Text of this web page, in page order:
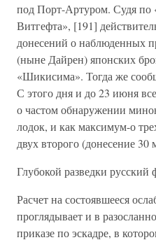
под Порт-Артуром. Судя по
Витгефта», [191]
донесений о наблюденных
(ныне Дайрен) японских
«Шикисима». Тогда же
С этого дня и до 23 июня
о частом обнаружении
лодок, и как максимум-о
двух второго (донесение 30
Глубокой разведки русский
Расчет на состоявшееся
проглядывает и в
приказе по эскадре, в